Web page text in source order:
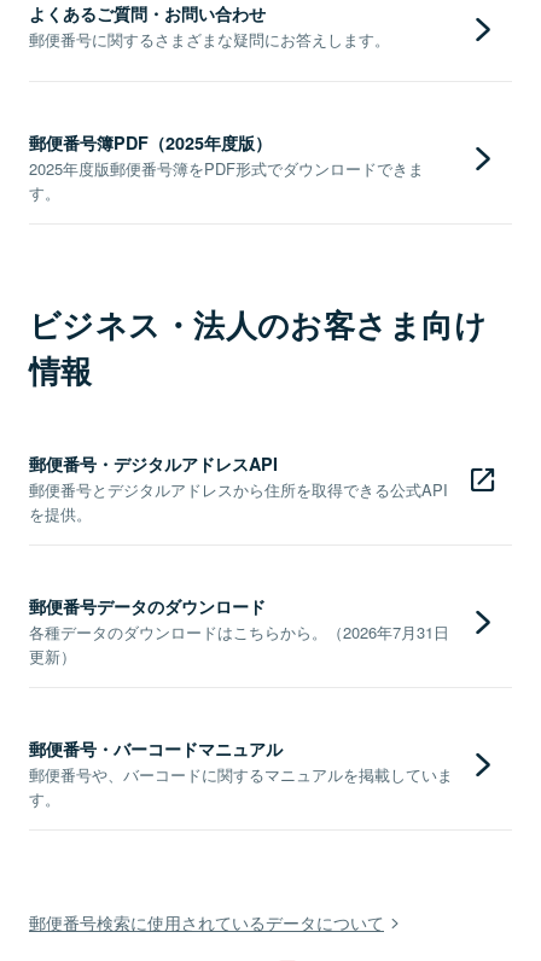
よくあるご質問・お問い合わせ
郵便番号に関するさまざまな疑問にお答えします。
郵便番号簿PDF（2025年度版）
2025年度版郵便番号簿をPDF形式でダウンロードできま
す。
ビジネス・法人のお客さま向け
情報
郵便番号・デジタルアドレスAPI
郵便番号とデジタルアドレスから住所を取得できる公式API
を提供。
郵便番号データのダウンロード
各種データのダウンロードはこちらから。（2026年7月31日
更新）
郵便番号・バーコードマニュアル
郵便番号や、バーコードに関するマニュアルを掲載していま
す。
郵便番号検索に使用されているデータについて